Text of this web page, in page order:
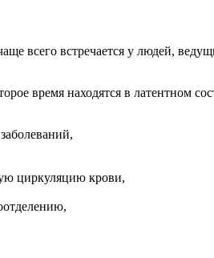
всего встречается у людей,
время находятся в латентном
циркуляцию крови,